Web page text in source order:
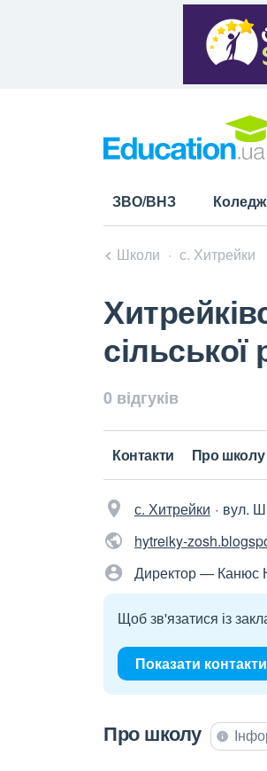
ЗВО/ВНЗ
Школи с. Хитрейки
0 відгуків
Контакти Про школу
с. Хитрейки вул.
hytreiky-
Директор — Канюс
Щоб зв'язатися із
Показати контакти
Про школу